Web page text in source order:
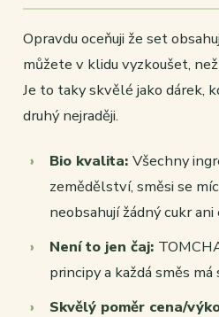
Opravdu oceňuji že set
můžete v klidu vyzkoušet,
Je to taky skvělé jako dárek,
druhý nejraději.
Bio kvalita: Všechny
zemědělství, směsi se
neobsahují žádný cukr ani
Není to jen čaj:
principy a každá směs
Skvělý poměr cena/